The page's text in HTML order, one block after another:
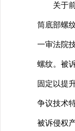
关于前
筒底部螺
一审法院
螺纹。被
固定以提
争议技术
被诉侵权